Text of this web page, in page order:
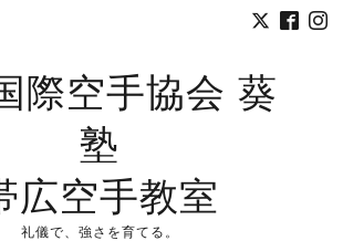
際空手協会 葵
塾
広空手教室
礼儀で、強さを育てる。